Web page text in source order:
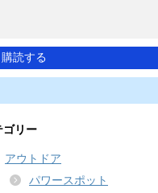
購読する
ゴリー
アウトドア
パワースポット